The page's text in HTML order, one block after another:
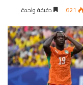
621 دقيقة واحدة